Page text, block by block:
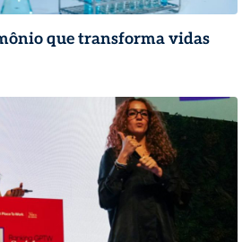
que transforma vidas